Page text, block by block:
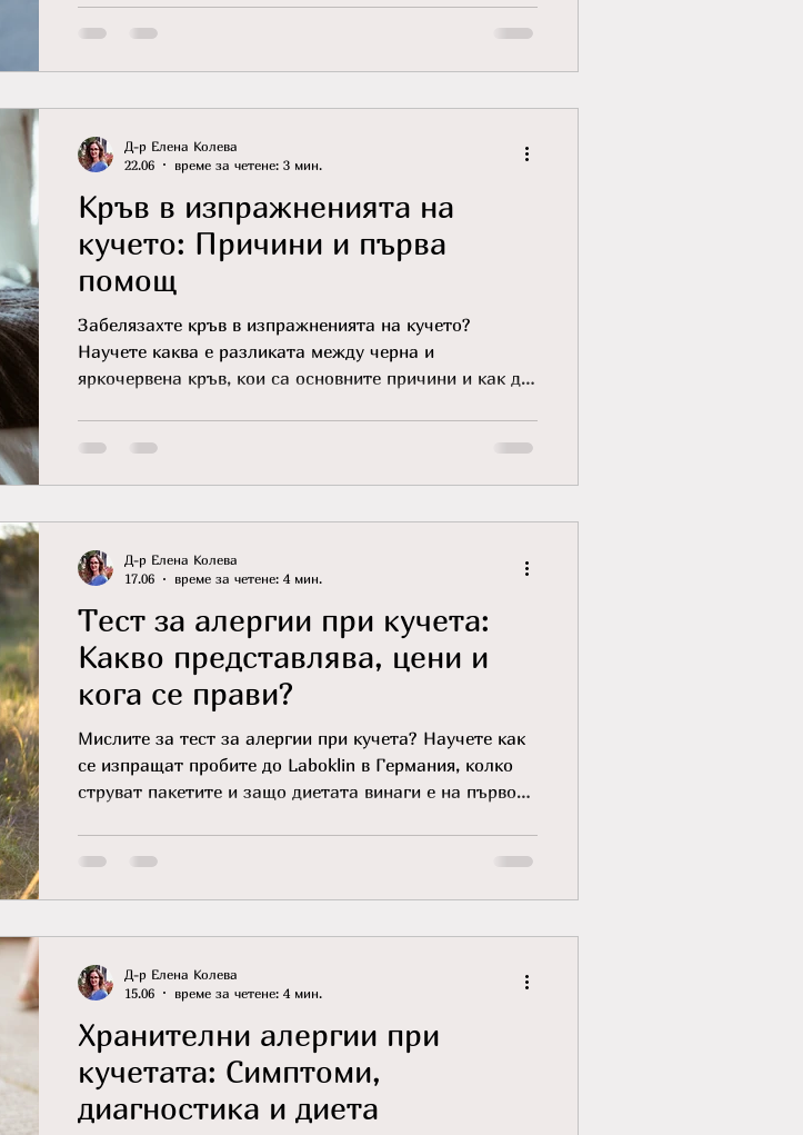
Кръв в изпражненията на
кучето: Причини и първа
помощ
Забелязахте кръв в изпражненията на кучето?
Научете каква е разликата между черна и
яркочервена кръв, кои са основните причини и как да
Д-р Елена Колева
22.06
време за четене: 3 мин.
Тест за алергии при кучета:
Какво представлява, цени и
кога се прави?
Мислите за тест за алергии при кучета? Научете как
се изпращат пробите до Laboklin в Германия, колко
струват пакетите и защо диетата винаги е на първо
Д-р Елена Колева
17.06
време за четене: 4 мин.
Хранителни алергии при
кучетата: Симптоми,
диагностика и диета
Д-р Елена Колева
15.06
време за четене: 4 мин.